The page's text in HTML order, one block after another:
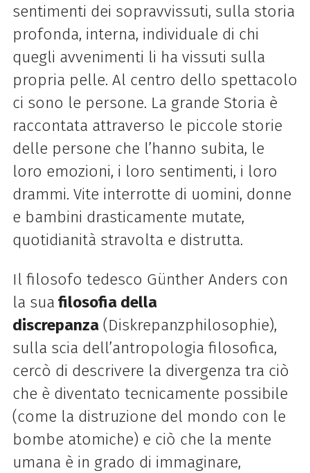
sentimenti dei sopravvissuti, sulla storia
profonda, interna, individuale di chi
quegli avvenimenti li ha vissuti sulla
propria pelle. Al centro dello spettacolo
ci sono le persone. La grande Storia è
raccontata attraverso le piccole storie
delle persone che l’hanno subita, le
loro emozioni, i loro sentimenti, i loro
drammi. Vite interrotte di uomini, donne
e bambini drasticamente mutate,
quotidianità stravolta e distrutta.
Il filosofo tedesco Günther Anders con
la sua filosofia della
discrepanza(Diskrepanzphilosophie),
sulla scia dell’antropologia filosofica,
cercò di descrivere la divergenza tra ciò
che è diventato tecnicamente possibile
(come la distruzione del mondo con le
bombe atomiche) e ciò che la mente
umana è in grado di immaginare,